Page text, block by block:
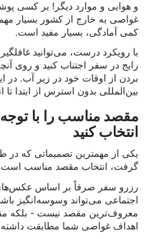
و هوایی و موارد دیگر! بر کسی
غواصی به خارج از کشور بسیار
کمی آمادگی، بسیار مفید است.
با رویکرد درست، می‌توانید
رایج در سفر اجتناب کنید و روی
بردن از اوقات خود در زیر آب. در
بین‌المللی بدون استرس از ابتدا
مقصد مناسب را با
انتخاب کنید
یکی از مهمترین تصمیماتی که در
گرفت، انتخاب مقصد مناسب
رزرو سفر صرفاً بر اساس عکس‌های
اجتماعی می‌تواند وسوسه‌انگیز
معروف‌ترین مقصد نیست - بلکه
اهداف غواصی شما مطابقت داشته